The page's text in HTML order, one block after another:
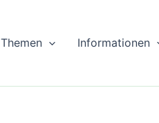
Themen Informationen